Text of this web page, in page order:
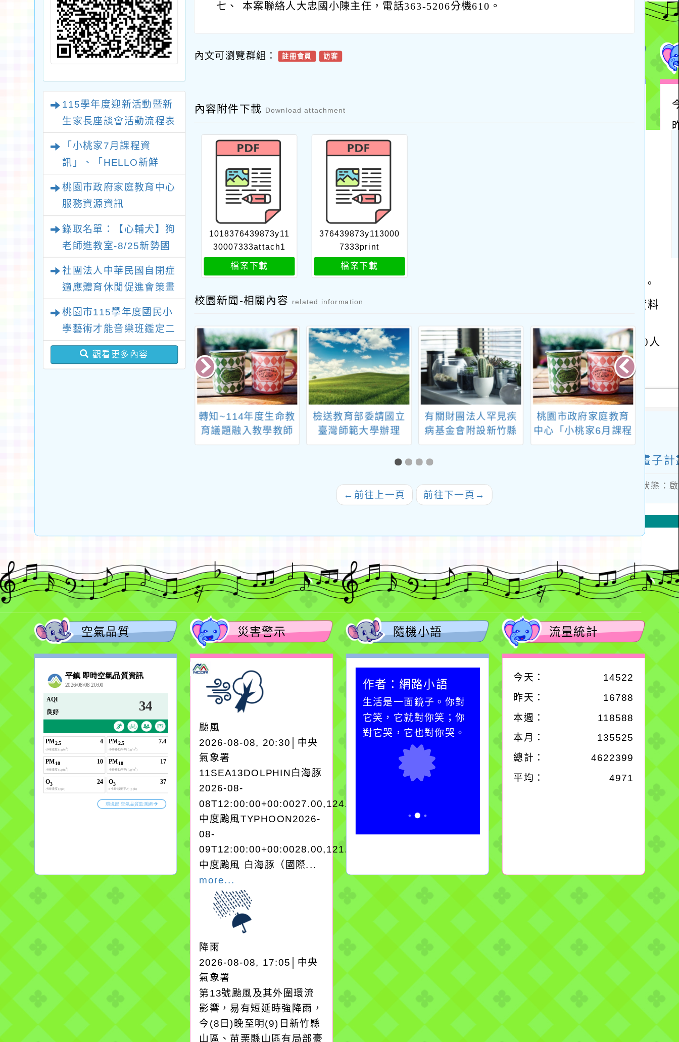
115學年度迎新活動暨新
生家長座談會活動流程表
「小桃家7月課程資
訊」、「HELLO新鮮
人」、「數位教養練習
題」、「青少年家長讀書
坊」、「祖孫樂淘桃創意
照片徵件活動」
桃園市政府家庭教育中心
服務資源資訊
錄取名單：【心輔犬】狗
老師進教室-8/25新勢國
社團法人中華民國自閉症
適應體育休閒促進會策畫
桃園市115學年度國民小
學藝術才能音樂班鑑定二
次招生 新勢國小鑑定結
果-錄取公告
觀看更多內容
七、
本案聯絡人大忠國小陳主任，電話363-5206分機610。
內文可瀏覽群組： 註冊會員 訪客
內容附件下載 Download attachment
1018376439873y11
30007333attach1
檔案下載
376439873y113000
7333print
檔案下載
校園新聞-相關內容 related information
轉知~114年度生命教
育議題融入教學教師
成長工作坊─「3Q達
檢送教育部委請國立
臺灣師範大學辦理
114年「素養導向音
樂專才教材研發與師
培育計畫」之全國音
樂教師專業成長工作
有關財團法人罕見疾
病基金會附設新竹縣
私立關西身心障礙福
利服務中心為提升國
見疾病，鼓勵貴校申
請該中心之基因教育
桃園市政府家庭教育
中心「小桃家6月課程
資訊」、「預約幸福
← 前往上一頁 前往下一頁 →
空氣品質 災害警示
颱風
2026-08-08, 20:30│中央
氣象署
11SEA13DOLPHIN白海豚
2026-08-
08T12:00:00+00:0027.00,124.803545962250
中度颱風TYPHOON2026-
08-
09T12:00:00+00:0028.00,121.303038975220
中度颱風 白海豚（國際...
more...
降雨
2026-08-08, 17:05│中央
氣象署
第13號颱風及其外圍環流
影響，易有短延時強降雨，
今(8日)晚至明(9)日新竹縣
山區、苗栗縣山區有局部豪
隨機小語
作者：網路小語
在實現理想的路途中，
誘惑。
作者：網路小語
生活是一面鏡子。你對
它笑，它就對你笑；你
對它哭，它也對你哭。
作者：網路小語
一杯清水因滴入一滴污
水而變污濁，一杯污水
卻不會因一滴清水的存
流量統計
今天：
14522
昨天：
16788
本週：
118588
本月： 135525
總計：
4622399
平均：
4971